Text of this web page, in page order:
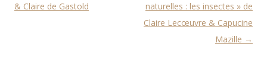
& Claire de Gastold
naturelles : les insectes » de
Claire Lecœuvre & Capucine
Mazille →